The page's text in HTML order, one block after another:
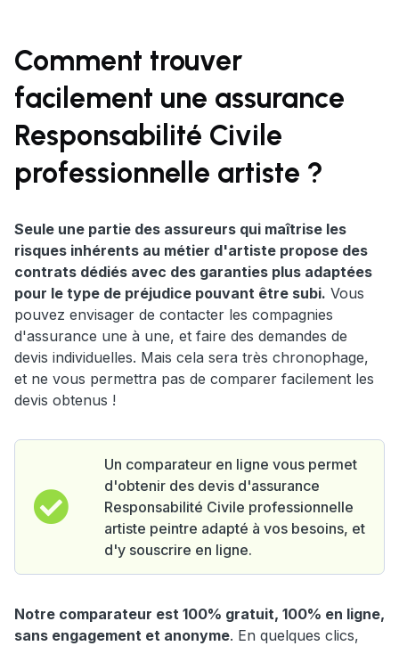
Comment trouver
facilement une assurance
Responsabilité Civile
professionnelle artiste ?
Seule une partie des assureurs qui maîtrise les
risques inhérents au métier d'artiste propose des
contrats dédiés avec des garanties plus adaptées
pour le type de préjudice pouvant être subi. Vous
pouvez envisager de contacter les compagnies
d'assurance une à une, et faire des demandes de
devis individuelles. Mais cela sera très chronophage,
et ne vous permettra pas de comparer facilement les
devis obtenus !
Un comparateur en ligne vous permet
d'obtenir des devis d'assurance
Responsabilité Civile professionnelle
artiste peintre adapté à vos besoins, et
d'y souscrire en ligne.
Notre comparateur est 100% gratuit, 100% en ligne,
sans engagement et anonyme. En quelques clics,